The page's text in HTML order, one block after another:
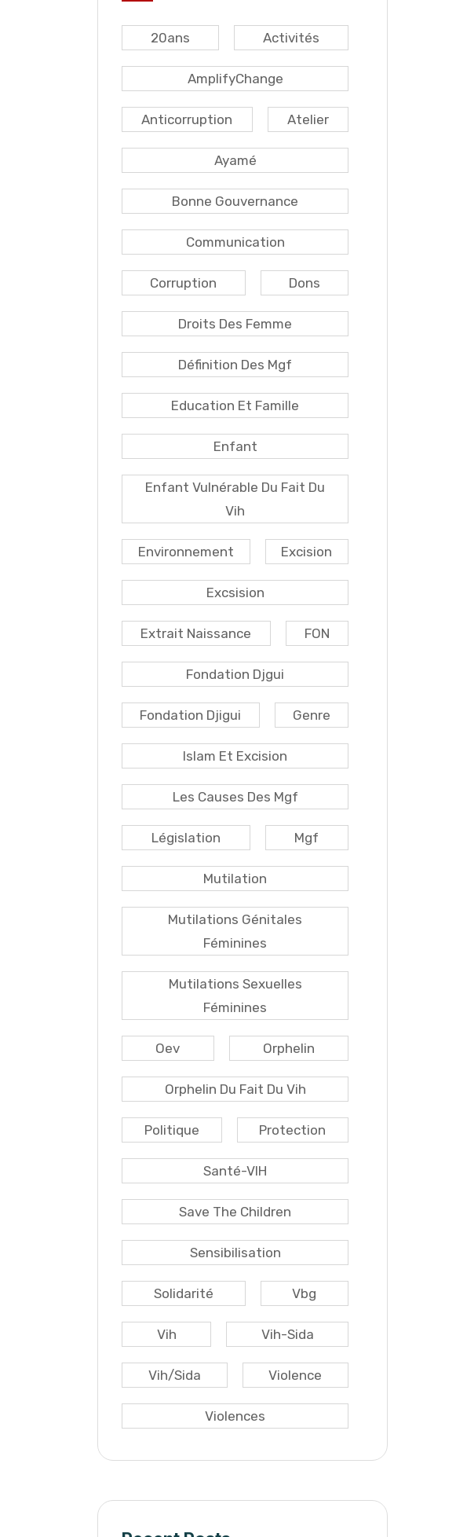
20ans Activités
AmplifyChange
Anticorruption Atelier
Ayamé
Bonne Gouvernance
Communication
Corruption Dons
Droits Des Femme
Définition Des Mgf
Education Et Famille
Enfant
Enfant Vulnérable Du Fait Du
Vih
Environnement Excision
Excsision
Extrait Naissance FON
Fondation Djgui
Fondation Djigui Genre
Islam Et Excision
Les Causes Des Mgf
Législation Mgf
Mutilation
Mutilations Génitales
Féminines
Mutilations Sexuelles
Féminines
Oev Orphelin
Orphelin Du Fait Du Vih
Politique Protection
Santé-VIH
Save The Children
Sensibilisation
Solidarité Vbg
Vih Vih-Sida
Vih/sida Violence
Violences